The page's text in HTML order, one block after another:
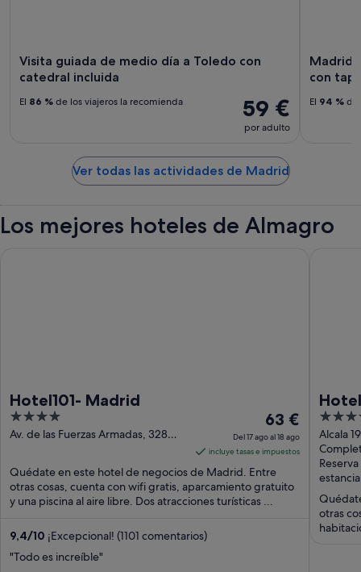
Visita guiada de medio día a Toledo con
catedral incluida
59 €
por adulto
El 86 % de los viajeros la recomienda
Madrid:
con
El 94 % de
Ver todas las actividades de Madrid
Los mejores hoteles de Almagro
Hotel101- Madrid
4
out
5
Av. de las Fuerzas Armadas, 328
El
precio
es
de
63 €
por
63 €
Del 17 ago al 18 ago
incluye tasas e impuestos
Quédate en este hotel de negocios de Madrid. Entre
otras cosas, cuenta con wifi gratis, aparcamiento gratuito
y una piscina al aire libre. Dos atracciones turísticas ...
9,4/10 ¡Excepcional! (1101 comentarios)
"Todo es increíble"
4
out
of
5
Alcala
estancia
otras